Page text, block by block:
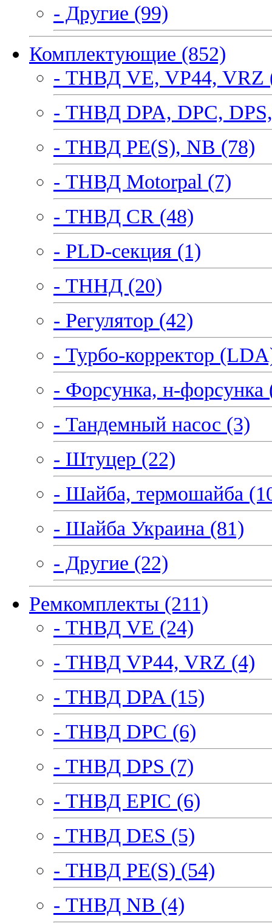
- Другие (99)
Комплектующие (852)
- ТНВД VE, VP44, VRZ
- ТНВД DPA, DPC,
- ТНВД PE(S), NB (78)
- ТНВД Motorpal (7)
- ТНВД CR (48)
- PLD-секция (1)
- ТННД (20)
- Регулятор (42)
- Турбо-корректор
- Форсунка, н-форсунка
- Тандемный насос (3)
- Штуцер (22)
- Шайба, термошайба
- Шайба Украина (81)
- Другие (22)
Ремкомплекты (211)
- ТНВД VE (24)
- ТНВД VP44, VRZ (4)
- ТНВД DPA (15)
- ТНВД DPC (6)
- ТНВД DPS (7)
- ТНВД EPIC (6)
- ТНВД DES (5)
- ТНВД PE(S) (54)
- ТНВД NB (4)